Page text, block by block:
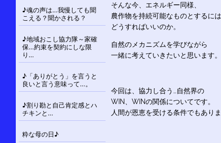
そんな今、エネルギー同様、
農作物を持続可能なものとするには
どうすればいいのか。
自然のメカニズムを学びながら
一緒に考えていきたいと思います。
今回は、協力し合う…自然界の
WIN、WINの関係についてです。
人間が恩恵を受ける条件でもありま
♪魂の声は…我慢しても聞
こえる？聞かされる？
♪地域おこし協力隊～家確
保…約束を契約にしな限
り…
♪「ありがとう」を言うと
良いと言う意味って…。
♪割り勘と自己肯定感とハ
チキンと…
粋な母の日♪